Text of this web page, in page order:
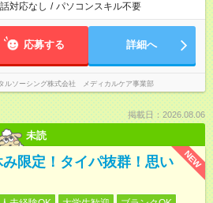
対応なし / パソコンスキル不要
応募する 詳細へ
ルソーシング株式会社 メディカルケア事業部
掲載日：2026.08.06
未読
NEW
み限定！タイパ抜群！思い